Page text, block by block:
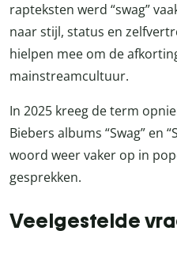
rapteksten werd “swag”
naar stijl, status en
hielpen mee om de
mainstreamcultuur.
In 2025 kreeg de term
Biebers albums “Swag” en
woord weer vaker op in
gesprekken.
Veelgestelde